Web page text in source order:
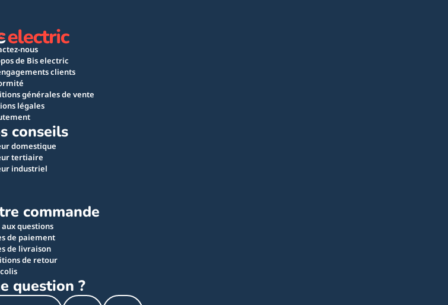
nous
de Bis electric
clients
générales de vente
légales
conseils
domestique
tertiaire
industriel
commande
aux questions
de paiement
de livraison
de retour
question ?